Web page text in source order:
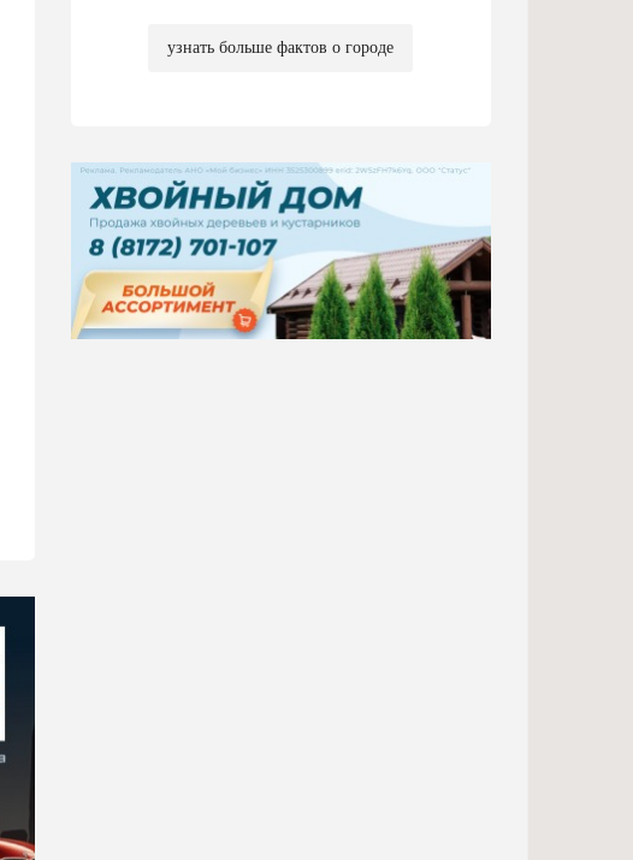
узнать больше фактов о городе